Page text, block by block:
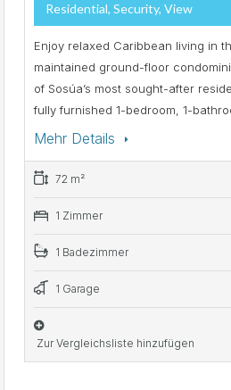
Residential, Security, View
Enjoy relaxed Caribbean living in
maintained ground-floor
of Sosúa’s most sought-after
fully furnished 1-bedroom, 1-
Mehr Details
72 m²
1 Zimmer
1 Badezimmer
1 Garage
Zur Vergleichsliste hinzufügen